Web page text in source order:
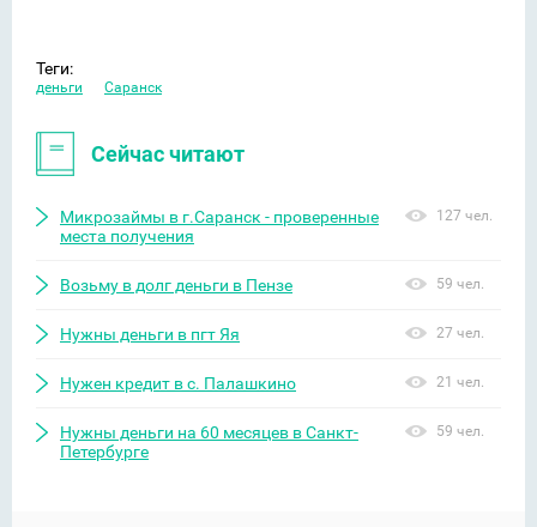
Теги:
деньги Саранск
Сейчас читают
Микрозаймы в г.Саранск - проверенные
места получения
127 чел.
Возьму в долг деньги в Пензе 59 чел.
Нужны деньги в пгт Яя 27 чел.
Нужен кредит в с. Палашкино 21 чел.
Нужны деньги на 60 месяцев в Санкт-
Петербурге
59 чел.